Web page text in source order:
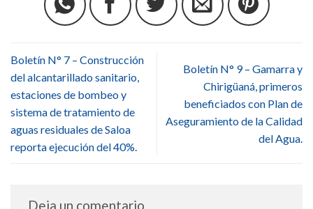
Boletín N° 7 – Construcción
del alcantarillado sanitario,
estaciones de bombeo y
sistema de tratamiento de
aguas residuales de Saloa
reporta ejecución del 40%.
Boletín N° 9 – Gamarra y
Chirigüaná, primeros
beneficiados con Plan de
Aseguramiento de la Calidad
del Agua.
Deja un comentario